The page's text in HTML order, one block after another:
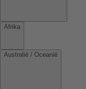
Afrika
Australië / Oceanië